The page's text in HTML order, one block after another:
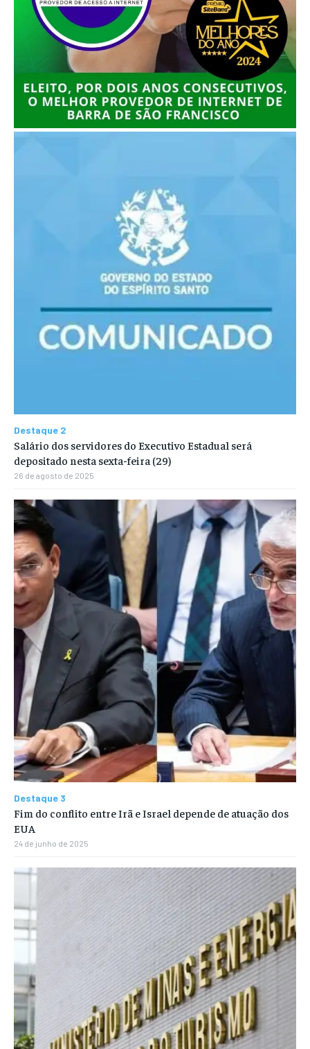
Destaque 2
Salário dos servidores do Executivo Estadual será
depositado nesta sexta-feira (29)
26 de agosto de 2025
Destaque 3
Fim do conflito entre Irã e Israel depende de atuação dos
EUA
24 de junho de 2025